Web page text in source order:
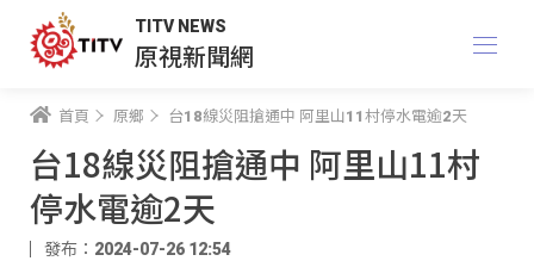
TITV NEWS
原視新聞網
首頁 原鄉 台18線災阻搶通中 阿里山11村停水電逾2天
台18線災阻搶通中 阿里山11村
停水電逾2天
發布：2024-07-26 12:54